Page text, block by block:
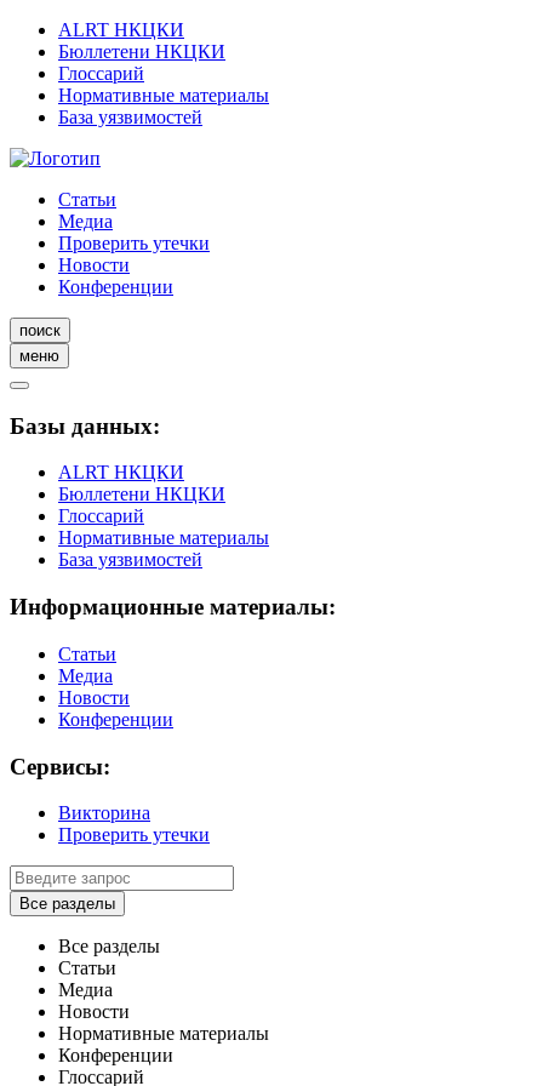
ALRT НКЦКИ
Бюллетени НКЦКИ
Глоссарий
Нормативные материалы
База уязвимостей
Статьи
Медиа
Проверить утечки
Новости
Конференции
поиск
меню
Базы данных:
ALRT НКЦКИ
Бюллетени НКЦКИ
Глоссарий
Нормативные материалы
База уязвимостей
Информационные материалы:
Статьи
Медиа
Новости
Конференции
Сервисы:
Викторина
Проверить утечки
Все разделы
Все разделы
Статьи
Медиа
Новости
Нормативные материалы
Конференции
Глоссарий